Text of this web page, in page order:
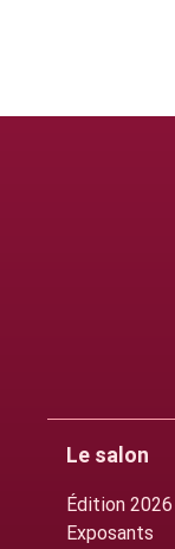
Le salon
Édition 2026
Exposants